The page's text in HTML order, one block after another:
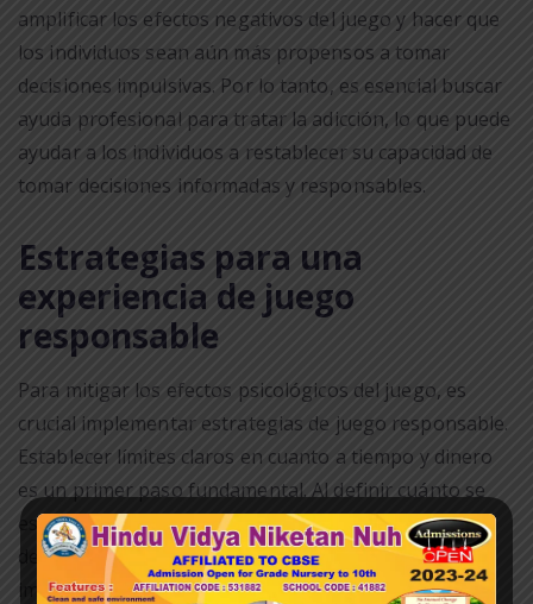
amplificar los efectos negativos del juego y hacer que
los individuos sean aún más propensos a tomar
decisiones impulsivas. Por lo tanto, es esencial buscar
ayuda profesional para tratar la adicción, lo que puede
ayudar a los individuos a restablecer su capacidad de
tomar decisiones informadas y responsables.
Estrategias para una
experiencia de juego
responsable
Para mitigar los efectos psicológicos del juego, es
crucial implementar estrategias de juego responsable.
Establecer límites claros en cuanto a tiempo y dinero
es un primer paso fundamental. Al definir cuánto se
está dispuesto a gastar y cuánto tiempo se va a
dedicar al juego, se pueden prevenir decisiones
impulsivas que a menudo surgen en momentos de